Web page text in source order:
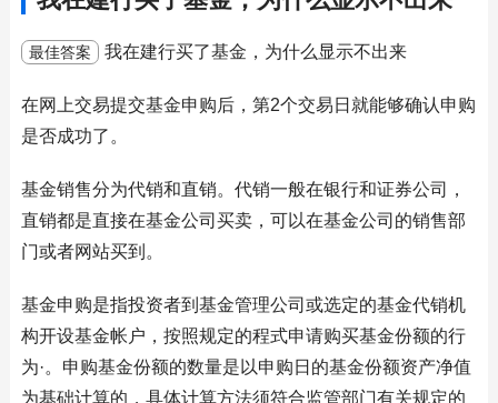
最佳答案 我在建行买了基金，为什么显示不出来
在网上交易提交基金申购后，第2个交易日就能够确认申购
是否成功了。
基金销售分为代销和直销。代销一般在银行和证券公司，
直销都是直接在基金公司买卖，可以在基金公司的销售部
门或者网站买到。
基金申购是指投资者到基金管理公司或选定的基金代销机
构开设基金帐户，按照规定的程式申请购买基金份额的行
为·。申购基金份额的数量是以申购日的基金份额资产净值
为基础计算的，具体计算方法须符合监管部门有关规定的